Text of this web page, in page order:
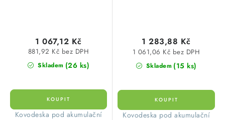
Skladem (26 ks)
881,92 Kč bez DPH
1 067,12 Kč
​ Kovodeska pod akumulační
Skladem (15 ks)
1 061,06 Kč bez DPH
1 283,88 Kč
​ Kovodeska pod akumulační